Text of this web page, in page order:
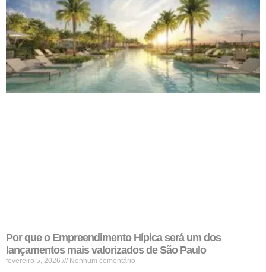
Por que o Empreendimento Hípica será um dos
lançamentos mais valorizados de São Paulo
fevereiro 5, 2026 Nenhum comentário